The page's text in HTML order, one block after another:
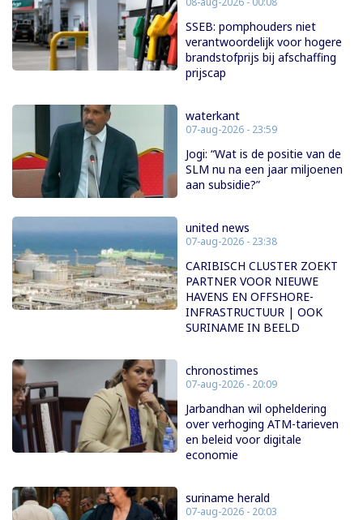
SSEB: pomphouders niet
verantwoordelijk voor hogere
brandstofprijs bij afschaffing
prijscap
waterkant
07-aug-2026 - 23:59
Jogi: “Wat is de positie van de
SLM nu na een jaar miljoenen
aan subsidie?”
united news
07-aug-2026 - 23:38
CARIBISCH CLUSTER ZOEKT
PARTNER VOOR NIEUWE
HAVENS EN OFFSHORE-
INFRASTRUCTUUR | OOK
SURINAME IN BEELD
chronostimes
07-aug-2026 - 20:09
Jarbandhan wil opheldering
over verhoging ATM-tarieven
en beleid voor digitale
economie
suriname herald
07-aug-2026 - 20:03